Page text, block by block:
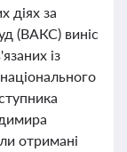
діях за
(ВАКС) виніс
із
отримані